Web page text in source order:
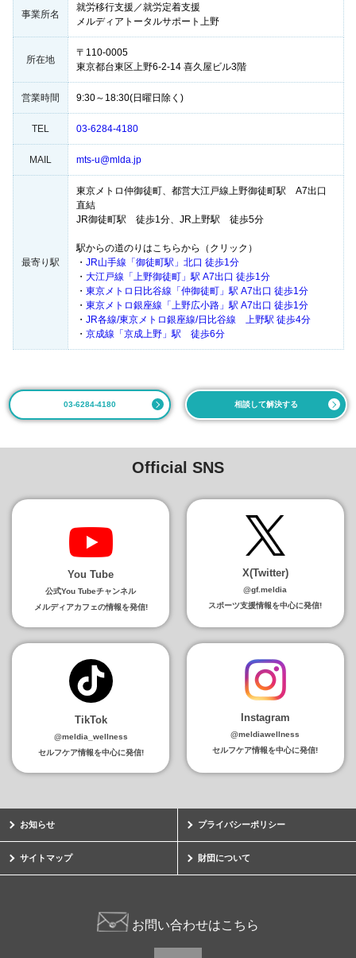
事業所名
就労移行支援／就労定着支援
メルディアトータルサポート上野
所在地
〒110-0005
東京都台東区上野6-2-14 喜久屋ビル3階
営業時間 9:30～18:30(日曜日除く)
TEL 03-6284-4180
MAIL mts-u@mlda.jp
最寄り駅
東京メトロ仲御徒町、都営大江戸線上野御徒町駅 A7出口
直結
JR御徒町駅 徒歩1分、JR上野駅 徒歩5分
駅からの道のりはこちらから（クリック）
・ JR山手線「御徒町駅」北口 徒歩1分
・ 大江戸線「上野御徒町」駅 A7出口 徒歩1分
・ 東京メトロ日比谷線「仲御徒町」駅 A7出口 徒歩1分
・ 東京メトロ銀座線「上野広小路」駅 A7出口 徒歩1分
・ JR各線/東京メトロ銀座線/日比谷線 上野駅 徒歩4分
・ 京成線「京成上野」駅 徒歩6分
03-6284-4180 相談して解決する
Official SNS
You Tube
公式You Tubeチャンネル
メルディアカフェの情報を発信!
X(Twitter)
@gf.meldia
スポーツ支援情報を中心に発信!
TikTok
@meldia_wellness
セルフケア情報を中心に発信!
Instagram
@meldiawellness
セルフケア情報を中心に発信!
お知らせ プライバシーポリシー
サイトマップ 財団について
お問い合わせはこちら